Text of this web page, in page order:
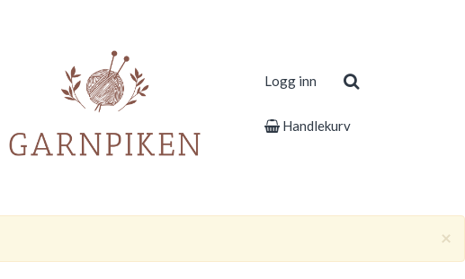
Logg inn
Handlekurv
×